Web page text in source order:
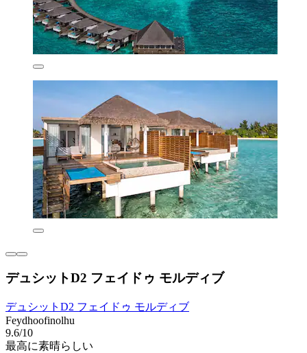
デュシットD2 フェイドゥ モルディブ
デュシットD2 フェイドゥ モルディブ
Feydhoofinolhu
9.6/10
最高に素晴らしい